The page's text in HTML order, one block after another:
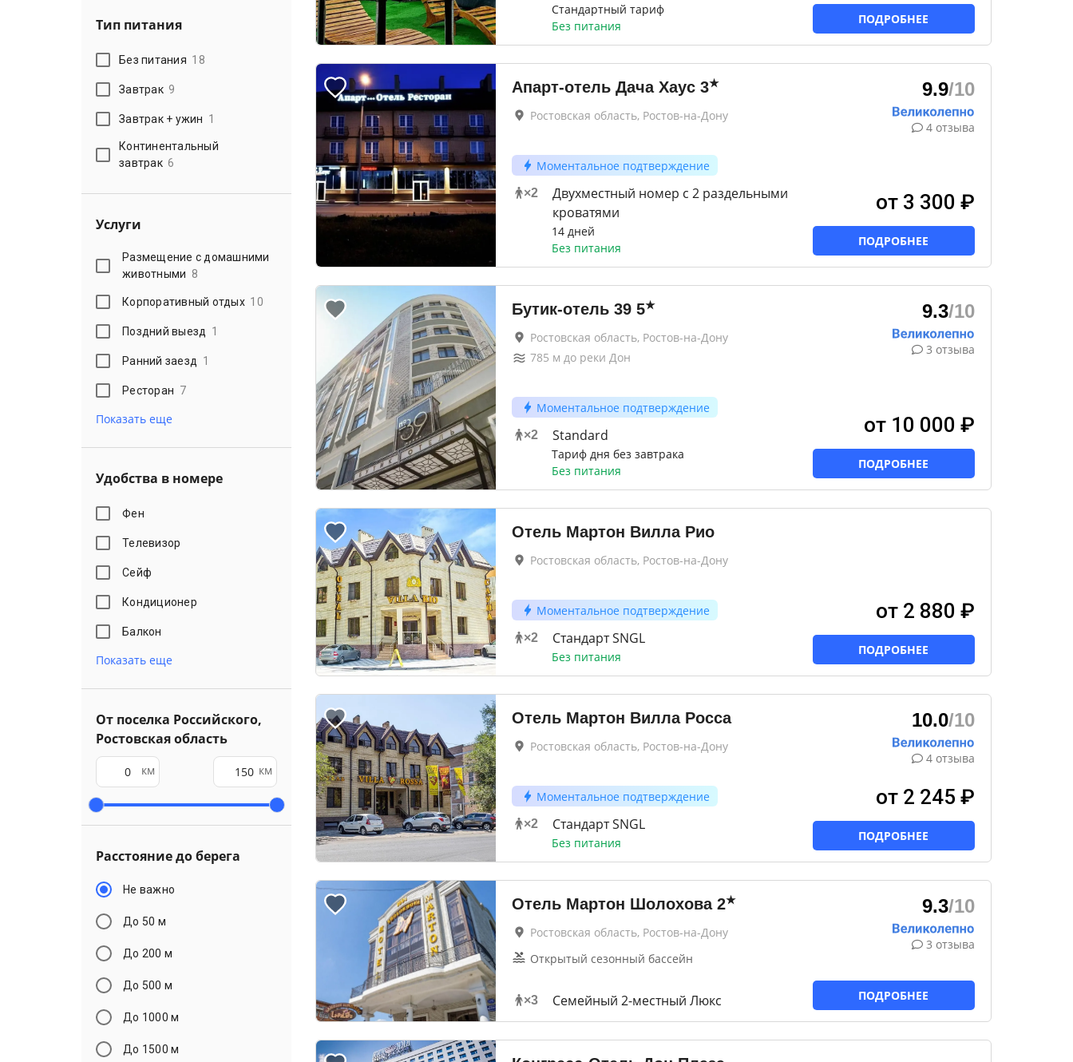
Тип питания
Без питания 18
Завтрак 9
Завтрак + ужин 1
Континентальный
завтрак 6
Услуги
Размещение с домашними
животными 8
Корпоративный отдых 10
Поздний выезд 1
Ранний заезд 1
Ресторан 7
Показать еще
Удобства в номере
Фен
Телевизор
Сейф
Кондиционер
Балкон
Показать еще
От поселка Российского,
Ростовская область
км км
Расстояние до берега
Не важно
До 50 м
До 200 м
До 500 м
До 1000 м
До 1500 м
Стандартный тариф
Без питания
ПОДРОБНЕЕ
Апарт-отель Дача Хаус 3★
Ростовская область, Ростов-на-Дону
Моментальное подтверждение
×2
Двухместный номер с 2 раздельными
кроватями
14 дней
Без питания
9.9/10
4 отзыва
от 3 300 ₽
ПОДРОБНЕЕ
Бутик-отель 39 5★
Ростовская область, Ростов-на-Дону
785 м до реки Дон
Моментальное подтверждение
×2 Standard
Тариф дня без завтрака
Без питания
9.3/10
3 отзыва
от 10 000 ₽
ПОДРОБНЕЕ
Отель Мартон Вилла Рио
Ростовская область, Ростов-на-Дону
Моментальное подтверждение
×2 Стандарт SNGL
Без питания
от 2 880 ₽
ПОДРОБНЕЕ
Отель Мартон Вилла Росса
Ростовская область, Ростов-на-Дону
Моментальное подтверждение
×2 Стандарт SNGL
Без питания
10.0/10
4 отзыва
от 2 245 ₽
ПОДРОБНЕЕ
Отель Мартон Шолохова 2★
Ростовская область, Ростов-на-Дону
Открытый сезонный бассейн
×3 Семейный 2-местный Люкс
9.3/10
3 отзыва
ПОДРОБНЕЕ